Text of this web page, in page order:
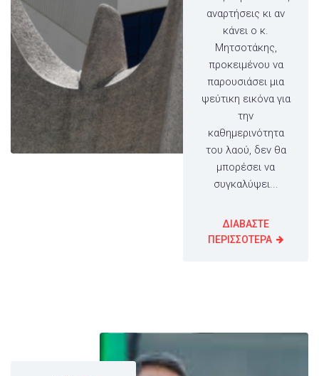
αναρτήσεις κι αν
κάνει ο κ.
Μητσοτάκης,
προκειμένου να
παρουσιάσει μια
ψεύτικη εικόνα για
την
καθημερινότητα
του λαού, δεν θα
μπορέσει να
συγκαλύψει...
ΔΙΑΒΑΣΤΕ
ΠΕΡΙΣΣΟΤΕΡΑ